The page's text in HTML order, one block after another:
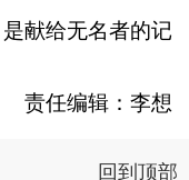
献给无名者的记
责任编辑：李想
回到顶部